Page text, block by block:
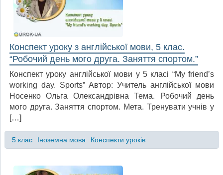
Конспект уроку з англійської мови, 5 клас.
“Робочий день мого друга. Заняття спортом.”
Конспект уроку англійської мови у 5 класі “My friend’s
working day. Sports” Автор: Учитель англійської мови
Носенко Ольга Олександрівна Тема. Робочий день
мого друга. Заняття спортом. Мета. Тренувати учнів у
[…]
5 клас Іноземна мова Конспекти уроків